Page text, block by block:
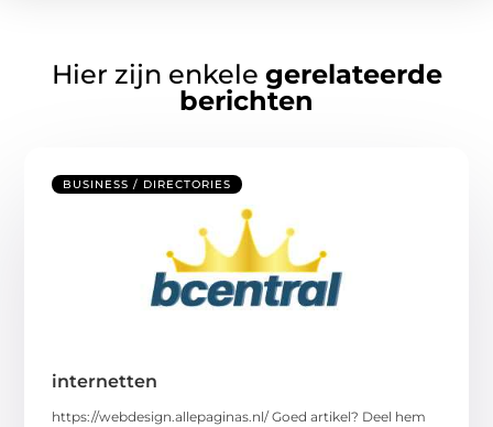
Hier zijn enkele gerelateerde
berichten
BUSINESS / DIRECTORIES
internetten
https://webdesign.allepaginas.nl/ Goed artikel? Deel hem